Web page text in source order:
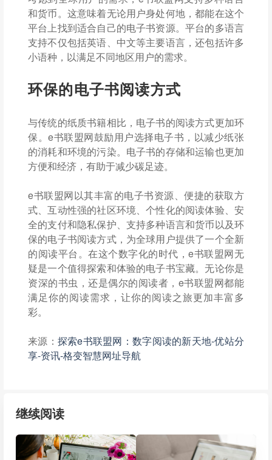
和货币。这意味着无论用户身处何地，都能在这个
平台上找到适合自己的电子书资源。平台的多语言
支持不仅包括英语、中文等主要语言，还包括许多
小语种，以满足不同地区用户的需求。
环保的电子书阅读方式
与传统的纸质书籍相比，电子书的阅读方式更加环
保。e书联盟网鼓励用户选择电子书，以减少纸张
的消耗和环境的污染。电子书的存储和运输也更加
方便和经济，有助于减少碳足迹。
e书联盟网以其丰富的电子书资源、便捷的获取方
式、互动性强的社区环境、个性化的阅读体验、安
全的支付和隐私保护、支持多种语言和货币以及环
保的电子书阅读方式，为全球用户提供了一个全新
的阅读平台。在这个数字化的时代，e书联盟网无
疑是一个值得探索和体验的电子书宝藏。无论你是
资深的书虫，还是偶尔的阅读者，e书联盟网都能
满足你的阅读需求，让你的阅读之旅更加丰富多
彩。
来源： 探索e书联盟网：数字阅读的新天地-优站分
享-资讯-格变智慧网址导航
继续阅读